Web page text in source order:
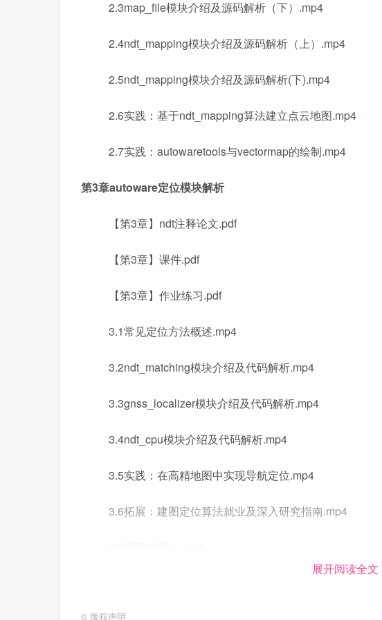
2.3map_file模块介绍及源码解析（下）.mp4
2.4ndt_mapping模块介绍及源码解析（上）.mp4
2.5ndt_mapping模块介绍及源码解析(下).mp4
2.6实践：基于ndt_mapping算法建立点云地图.mp4
2.7实践：autowaretools与vectormap的绘制.mp4
第3章autoware定位模块解析
【第3章】ndt注释论文.pdf
【第3章】课件.pdf
【第3章】作业练习.pdf
3.1常见定位方法概述.mp4
3.2ndt_matching模块介绍及代码解析.mp4
3.3gnss_localizer模块介绍及代码解析.mp4
3.4ndt_cpu模块介绍及代码解析.mp4
3.5实践：在高精地图中实现导航定位.mp4
3.6拓展：建图定位算法就业及深入研究指南.mp4
展开阅读全文
© 版权声明